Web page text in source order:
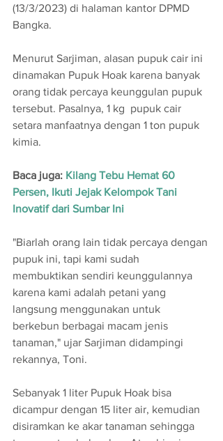
(13/3/2023) di halaman kantor DPMD
Bangka.
Menurut Sarjiman, alasan pupuk cair ini
dinamakan Pupuk Hoak karena banyak
orang tidak percaya keunggulan pupuk
tersebut. Pasalnya, 1 kg  pupuk cair
setara manfaatnya dengan 1 ton pupuk
kimia.
Baca juga: Kilang Tebu Hemat 60
Persen, Ikuti Jejak Kelompok Tani
Inovatif dari Sumbar Ini
"Biarlah orang lain tidak percaya dengan
pupuk ini, tapi kami sudah
membuktikan sendiri keunggulannya
karena kami adalah petani yang
langsung menggunakan untuk
berkebun berbagai macam jenis
tanaman," ujar Sarjiman didampingi
rekannya, Toni.
Sebanyak 1 liter Pupuk Hoak bisa
dicampur dengan 15 liter air, kemudian
disiramkan ke akar tanaman sehingga